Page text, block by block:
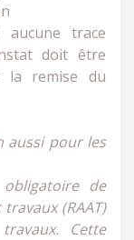
trace
doit être
la remise du
aussi pour les
de
(RAAT)
Cette